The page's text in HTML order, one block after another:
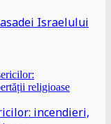
Israelului
incendieri,